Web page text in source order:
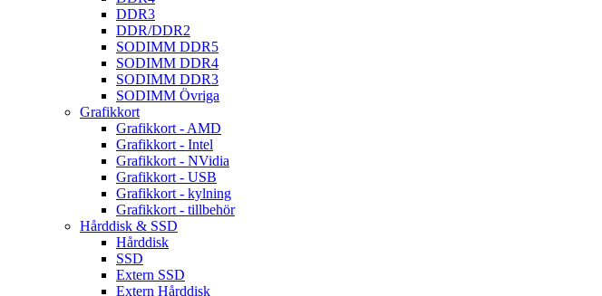
DDR3
DDR/DDR2
SODIMM DDR5
SODIMM DDR4
SODIMM DDR3
SODIMM Övriga
Grafikkort
Grafikkort - AMD
Grafikkort - Intel
Grafikkort - NVidia
Grafikkort - USB
Grafikkort - kylning
Grafikkort - tillbehör
Hårddisk & SSD
Hårddisk
SSD
Extern SSD
Extern Hårddisk